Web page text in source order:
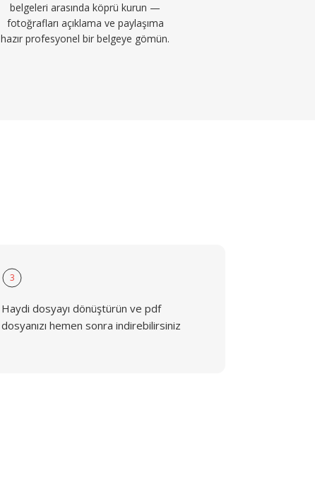
belgeleri arasında köprü kurun —
fotoğrafları açıklama ve paylaşıma
hazır profesyonel bir belgeye gömün.
3
Haydi dosyayı dönüştürün ve pdf
dosyanızı hemen sonra indirebilirsiniz